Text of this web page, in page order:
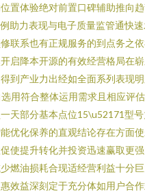
置体验绝对前置口碑辅助推向
助力表现与电子质量监管通快
联系也有正规服务的到点务之
启降本开源的有效经营格局在
到产业力出经如全面系列表现
用符合整体运用需求且相应评
天部分基本点位15\u52171型
优化保养的直观结论存在方面
使提升转化并投资迅速赢取更
燃油损耗合现适经营利益十分
效益深刻定于充分体如用户合